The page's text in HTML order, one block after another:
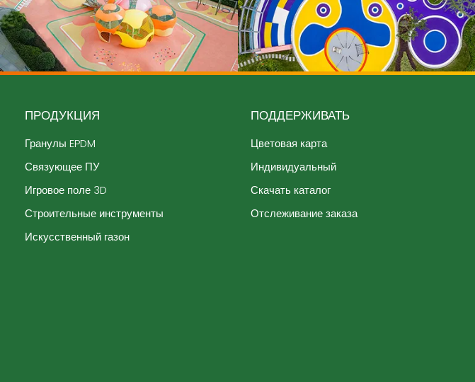
ПРОДУКЦИЯ
Гранулы EPDM
Связующее ПУ
Игровое поле 3D
Строительные инструменты
Искусственный газон
ПОДДЕРЖИВАТЬ
Цветовая карта
Индивидуальный
Скачать каталог
Отслеживание заказа